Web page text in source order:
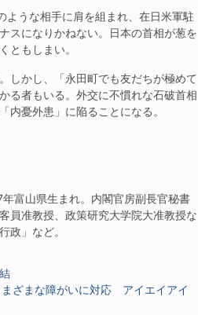
うな相手に肩を組まれ、在日米軍駐
スになりかねない。日本の首相が葱を
ともしまい。
しかし、「永田町でも友だちが極めて
る者もいる。外交に不慣れな石破首相
憂外患」に陥ることになる。
富山県生まれ。内閣官房副長官秘書
員准教授、政策研究大学院大准教授な
政」など。
ざまな障がいに対応 アイエイアイ